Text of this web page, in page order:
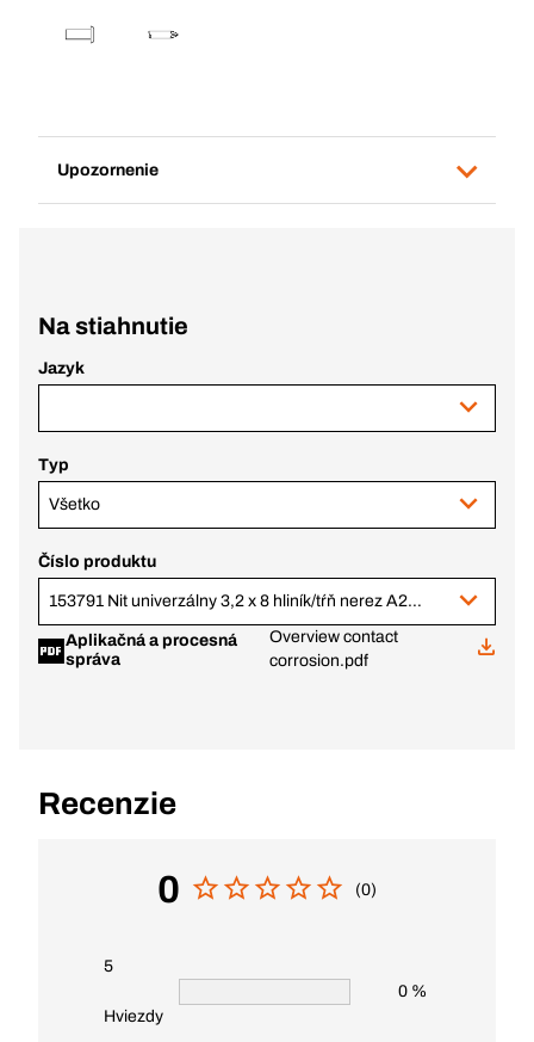
Upozornenie
Na stiahnutie
Jazyk
Typ
Všetko
Číslo produktu
153791 Nit univerzálny 3,2 x 8 hliník/tŕň nerez A2 sépiovo hnedá
Aplikačná a procesná
správa
Overview contact
corrosion.pdf
Recenzie
0 (0)
5
Hviezdy
0 %